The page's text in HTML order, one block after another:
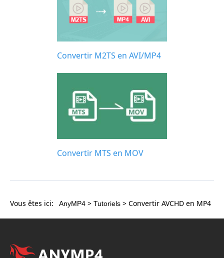
Convertir M2TS en AVI/MP4
Convertir MTS en MOV
Vous êtes ici: AnyMP4 > Tutoriels > Convertir AVCHD en MP4